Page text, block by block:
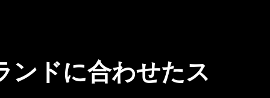
ンドに合わせたス